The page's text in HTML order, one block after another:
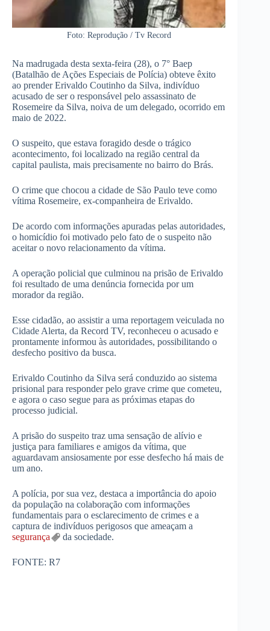
Foto: Reprodução / Tv Record
Na madrugada desta sexta-feira (28), o 7° Baep
(Batalhão de Ações Especiais de Polícia) obteve êxito
ao prender Erivaldo Coutinho da Silva, indivíduo
acusado de ser o responsável pelo assassinato de
Rosemeire da Silva, noiva de um delegado, ocorrido em
maio de 2022.
O suspeito, que estava foragido desde o trágico
acontecimento, foi localizado na região central da
capital paulista, mais precisamente no bairro do Brás.
O crime que chocou a cidade de São Paulo teve como
vítima Rosemeire, ex-companheira de Erivaldo.
De acordo com informações apuradas pelas autoridades,
o homicídio foi motivado pelo fato de o suspeito não
aceitar o novo relacionamento da vítima.
A operação policial que culminou na prisão de Erivaldo
foi resultado de uma denúncia fornecida por um
morador da região.
Esse cidadão, ao assistir a uma reportagem veiculada no
Cidade Alerta, da Record TV, reconheceu o acusado e
prontamente informou às autoridades, possibilitando o
desfecho positivo da busca.
Erivaldo Coutinho da Silva será conduzido ao sistema
prisional para responder pelo grave crime que cometeu,
e agora o caso segue para as próximas etapas do
processo judicial.
A prisão do suspeito traz uma sensação de alívio e
justiça para familiares e amigos da vítima, que
aguardavam ansiosamente por esse desfecho há mais de
um ano.
A polícia, por sua vez, destaca a importância do apoio
da população na colaboração com informações
fundamentais para o esclarecimento de crimes e a
captura de indivíduos perigosos que ameaçam a
segurança
da sociedade.
FONTE: R7